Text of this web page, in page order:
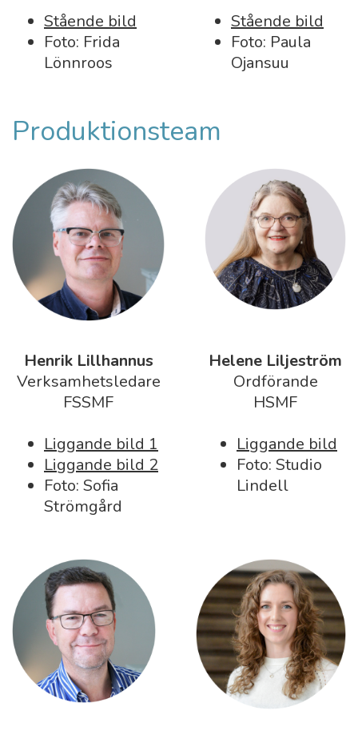
Stående bild
Foto: Frida
Lönnroos
Stående bild
Foto: Paula
Ojansuu
Produktionsteam
Henrik Lillhannus
Verksamhetsledare
FSSMF
Helene Liljeström
Ordförande
HSMF
Liggande bild 1
Liggande bild 2
Foto: Sofia
Strömgård
Liggande bild
Foto: Studio
Lindell